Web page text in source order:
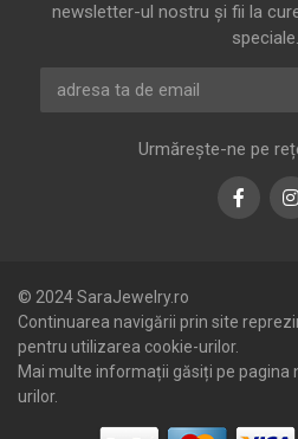
newsletter-ul nostru și fii la
speciale.
Urmărește-ne pe
© 2024 SaraJewelry.ro
Continuarea navigării prin site
pentru utilizarea cookie-urilor.
Mai multe informații găsiți pe pagina
urilor.